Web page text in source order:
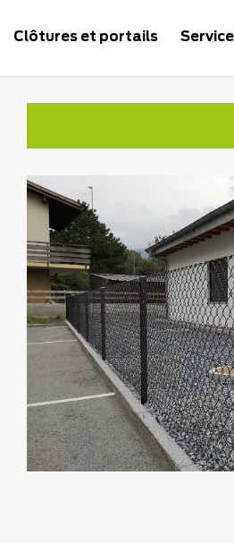
Clôtures et portails